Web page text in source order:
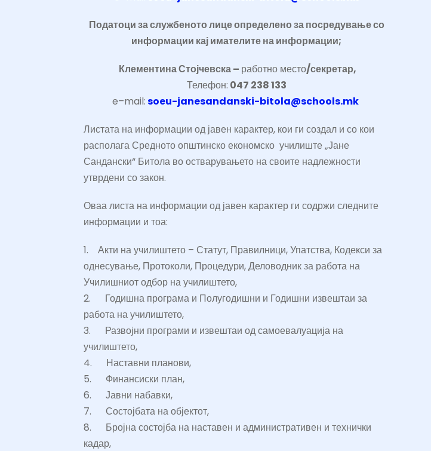
Податоци за службеното лице определено за посредување со
информации кај имателите на информации;
Клементина Стојчевска – работно место/секретар,
Телефон: 047 238 133
e–mail:soeu-janesandanski-bitola@schools.mk
Листата на информации од јавен карактер, кои ги создал и со кои
располага Средното општинско економско училиште„Јане
Сандански“ Битола во остварувањето на своите надлежности
утврдени со закон.
Оваа листа на информации од јавен карактер ги содржи следните
информации и тоа:
1.
Акти на училиштето – Статут, Правилници, Упатства, Кодекси за
однесување, Протоколи, Процедури, Деловодник за работа на
Училишниот одбор на училиштето,
2.
Годишна програма и Полугодишни и Годишни извештаи за
работа на училиштето,
3.
Развојни програми и извештаи од самоевалуација на
училиштето,
4.
Наставни планови,
5.
Финансиски план,
6.
Јавни набавки,
7.
Состојбата на објектот,
8.
Бројна состојба на наставен и административен и технички
кадар,